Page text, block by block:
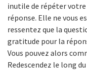
inutile de répéter votre
réponse. Elle ne vous
ressentez que la
gratitude pour la
Vous pouvez alors
Redescendez le long